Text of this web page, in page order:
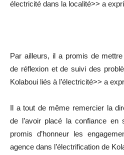
électricité dans la localité>> a
Par ailleurs, il a promis de
de réflexion et de suivi des
Kolaboui liés à l’électricité>> a
Il a tout de même remercier la
de l’avoir placé la confiance
promis d’honneur les
agence dans l’électrification de